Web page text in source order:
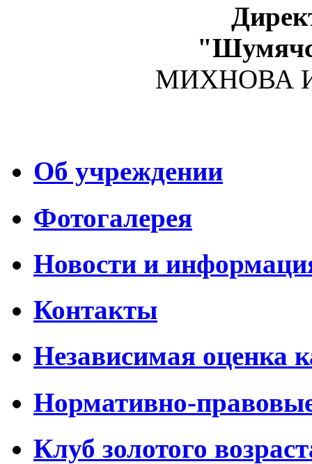
МИХНОВА
Об учреждении
Фотогалерея
Новости и
Контакты
Независимая оценка
Нормативно-
Клуб золотого